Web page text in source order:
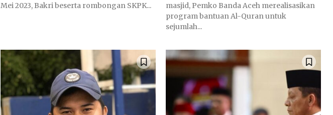
Mei 2023, Bakri beserta rombongan SKPK...
masjid, Pemko Banda Aceh merealisasikan
program bantuan Al-Quran untuk
sejumlah...